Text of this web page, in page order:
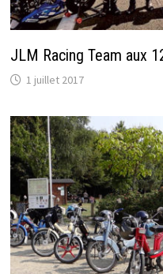
JLM Racing Team aux
1 juillet 2017